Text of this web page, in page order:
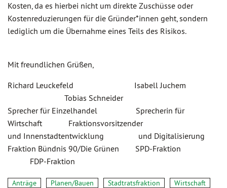
Kosten, da es hierbei nicht um direkte Zuschüsse oder
Kostenreduzierungen für die Gründer*innen geht, sondern
lediglich um die Übernahme eines Teils des Risikos.
Mit freundlichen Grüßen,
Richard Leuckefeld Isabell Juchem
Tobias Schneider
Sprecher für Einzelhandel Sprecherin für
Wirtschaft Fraktionsvorsitzender
und Innenstadtentwicklung und Digitalisierung
Fraktion Bündnis 90/Die Grünen SPD-Fraktion
FDP-Fraktion
Anträge Planen/Bauen Stadtratsfraktion Wirtschaft